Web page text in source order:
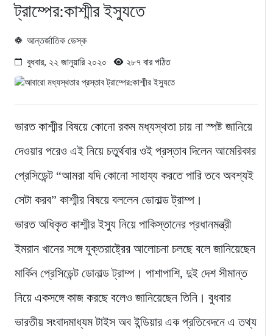
ট্রাম্পের:কাশ্মীর ইস্যুতে
আন্তর্জাতিক ডেস্ক
বুধবার, ২২ জানুয়ারি ২০২০ ২৮৭ বার পঠিত
ভারত কাশ্মীর বিষয়ে কোনো রকম মধ্যস্থতা চায় না স্পষ্ট জানিয়ে
দেওয়ার পরেও এই নিয়ে চতুর্থবার ওই প্রস্তাব দিলেন আমেরিকার
প্রেসিডেন্ট “আমরা যদি কোনো সাহায্য করতে পারি তবে অবশ্যই
সেটা করব” কাশ্মীর বিষয়ে বললেন ডোনাল্ড ট্রাম্প।
ভারত অধিকৃত কাশ্মীর ইস্যু নিয়ে পাকিস্তানের প্রধানমন্ত্রী
ইমরান খানের সঙ্গে যুক্তরাষ্ট্রের আলোচনা চলছে বলে জানিয়েছেন
মার্কিন প্রেসিডেন্ট ডোনাল্ড ট্রাম্প। পাশাপাশি, দুই দেশ সীমান্ত
নিয়ে একসঙ্গে কাজ করছে বলেও জানিয়েছেন তিনি। বুধবার
ভারতীয় সংবাদমাধ্যম টাইস অব ইন্ডিয়ার এক প্রতিবেদনে এ তথ্য